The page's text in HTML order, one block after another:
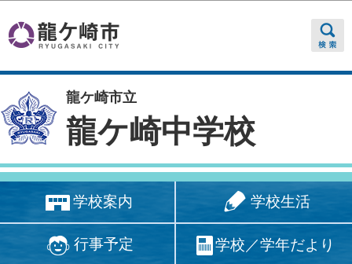
龍ケ崎市立
龍ケ崎中学校
学校案内 学校生活
行事予定 学校／学年だより